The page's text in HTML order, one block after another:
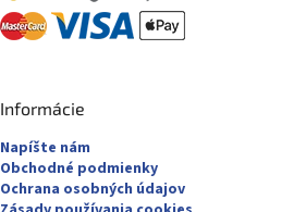
Informácie
Napíšte nám
Obchodné podmienky
Ochrana osobných údajov